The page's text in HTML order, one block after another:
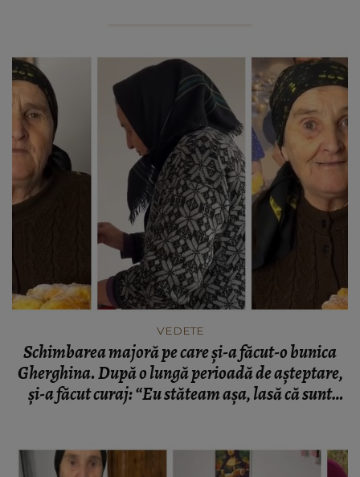
VEDETE
Schimbarea majoră pe care și-a făcut-o bunica
Gherghina. După o lungă perioadă de așteptare,
și-a făcut curaj: “Eu stăteam așa, lasă că sunt